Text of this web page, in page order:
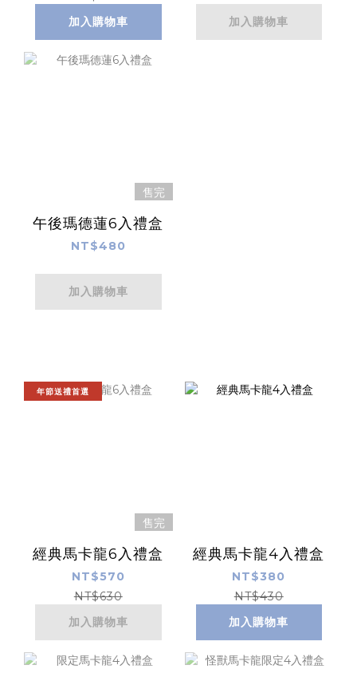
需的到貨日期時
段】
加入購物車
加入購物車
售完
午後瑪德蓮6入禮盒
NT$480
加入購物車
年節送禮首選
售完
經典馬卡龍6入禮盒
NT$570
NT$630
加入購物車
經典馬卡龍4入禮盒
NT$380
NT$430
加入購物車